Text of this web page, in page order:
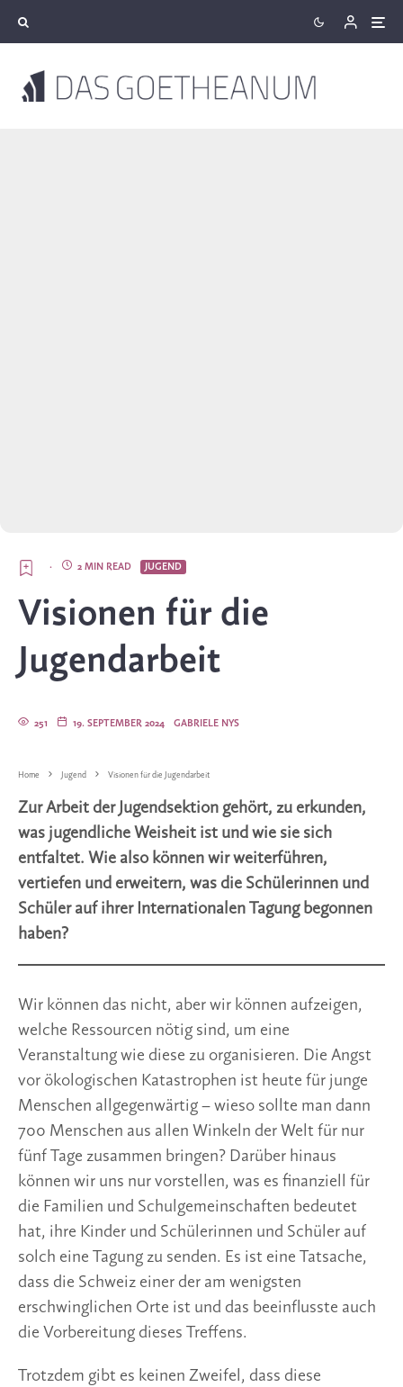
JUGEND
2 MIN READ
·
Visionen für die
Jugendarbeit
GABRIELE NYS
19. SEPTEMBER 2024
251
Home Jugend Visionen für die Jugendarbeit
Zur Arbeit der Jugendsektion gehört, zu erkunden,
was jugendliche Weisheit ist und wie sie sich
entfaltet. Wie also können wir weiterführen,
vertiefen und erweitern, was die Schülerinnen und
Schüler auf ihrer Internationalen Tagung begonnen
haben?
Wir können das nicht, aber wir können aufzeigen,
welche Ressourcen nötig sind, um eine
Veranstaltung wie diese zu organisieren. Die Angst
vor ökologischen Katastrophen ist heute für junge
Menschen allgegenwärtig – wieso sollte man dann
700 Menschen aus allen Winkeln der Welt für nur
fünf Tage zusammen bringen? Darüber hinaus
können wir uns nur vorstellen, was es finanziell für
die Familien und Schulgemeinschaften bedeutet
hat, ihre Kinder und Schülerinnen und Schüler auf
solch eine Tagung zu senden. Es ist eine Tatsache,
dass die Schweiz einer der am wenigsten
erschwinglichen Orte ist und das beeinflusste auch
die Vorbereitung dieses Treffens.
Trotzdem gibt es keinen Zweifel, dass diese